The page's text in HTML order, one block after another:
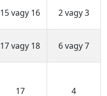
15 vagy 16 2 vagy 3
17 vagy 18 6 vagy 7
17 4